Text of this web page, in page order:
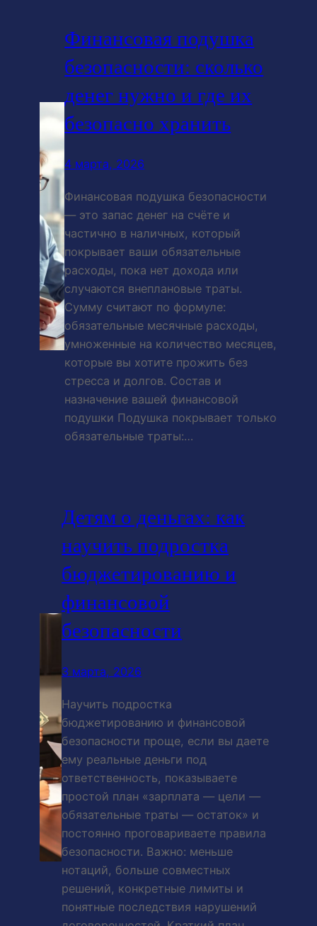
Финансовая подушка
безопасности: сколько
денег нужно и где их
безопасно хранить
4 марта, 2026
Финансовая подушка безопасности
— это запас денег на счёте и
частично в наличных, который
покрывает ваши обязательные
расходы, пока нет дохода или
случаются внеплановые траты.
Сумму считают по формуле:
обязательные месячные расходы,
умноженные на количество месяцев,
которые вы хотите прожить без
стресса и долгов. Состав и
назначение вашей финансовой
подушки Подушка покрывает только
обязательные траты:…
Детям о деньгах: как
научить подростка
бюджетированию и
финансовой
безопасности
3 марта, 2026
Научить подростка
бюджетированию и финансовой
безопасности проще, если вы даете
ему реальные деньги под
ответственность, показываете
простой план «зарплата — цели —
обязательные траты — остаток» и
постоянно проговариваете правила
безопасности. Важно: меньше
нотаций, больше совместных
решений, конкретные лимиты и
понятные последствия нарушений